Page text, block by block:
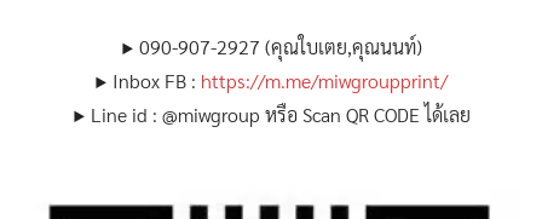
▶ 090-907-2927 (คุณใบเตย,คุณนนท์)
▶ Inbox FB : https://m.me/miwgroupprint/
▶ Line id : @miwgroup หรือ Scan QR CODE ได้เลย